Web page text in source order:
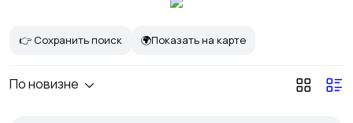
👉 Сохранить поиск 🌍Показать на карте
По новизне